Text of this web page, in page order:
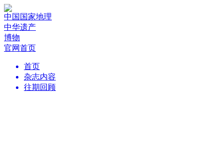
中国国家地理
中华遗产
博物
官网首页
首页
杂志内容
往期回顾